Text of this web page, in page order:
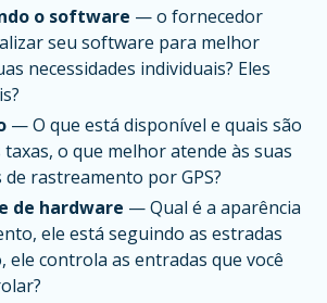
o software — o fornecedor
seu software para melhor
necessidades individuais? Eles
— O que está disponível e quais são
o que melhor atende às suas
de rastreamento por GPS?
de hardware — Qual é a aparência
ele está seguindo as estradas
ele controla as entradas que você